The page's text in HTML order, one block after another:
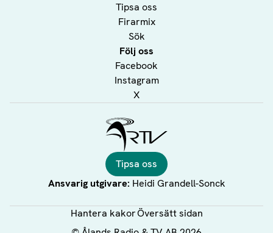
Tipsa oss
Firarmix
Sök
Följ oss
Facebook
Instagram
X
Tipsa oss
Ansvarig utgivare: Heidi Grandell-Sonck
Hantera kakorÖversätt sidan